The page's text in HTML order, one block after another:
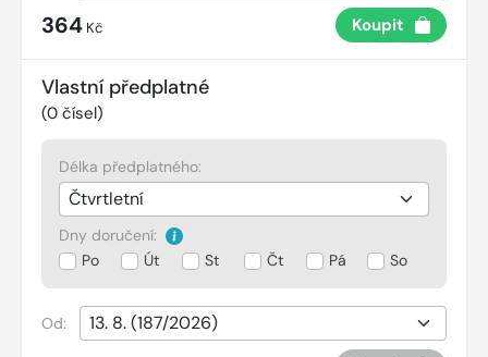
364 Kč Koupit
Vlastní předplatné
(0 čísel)
Délka předplatného:
Dny doručení:
Po
Út St Čt Pá So
Od: